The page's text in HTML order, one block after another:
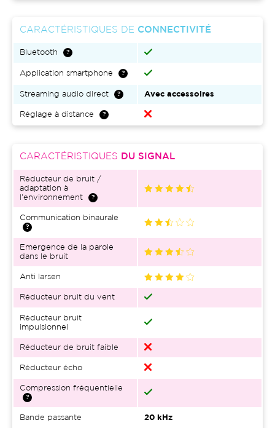
CARACTÉRISTIQUES DE CONNECTIVITÉ
Bluetooth
Application smartphone
Streaming audio direct Avec accessoires
Réglage à distance
CARACTÉRISTIQUES DU SIGNAL
Réducteur de bruit /
adaptation à
l'environnement
Communication binaurale
Emergence de la parole
dans le bruit
Anti larsen
Réducteur bruit du vent
Réducteur bruit
impulsionnel
Réducteur de bruit faible
Réducteur écho
Compression fréquentielle
Bande passante 20 kHz